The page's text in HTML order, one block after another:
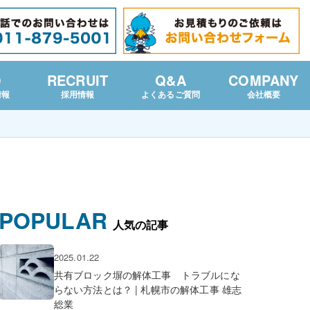
RECRUIT
採用情報
Q&A
よくあるご質問
COMPANY
会社概要
人気の記事
2025.01.22
共有ブロック塀の解体工事 トラブルにな
らない方法とは？ | 札幌市の解体工事 雄志
総業